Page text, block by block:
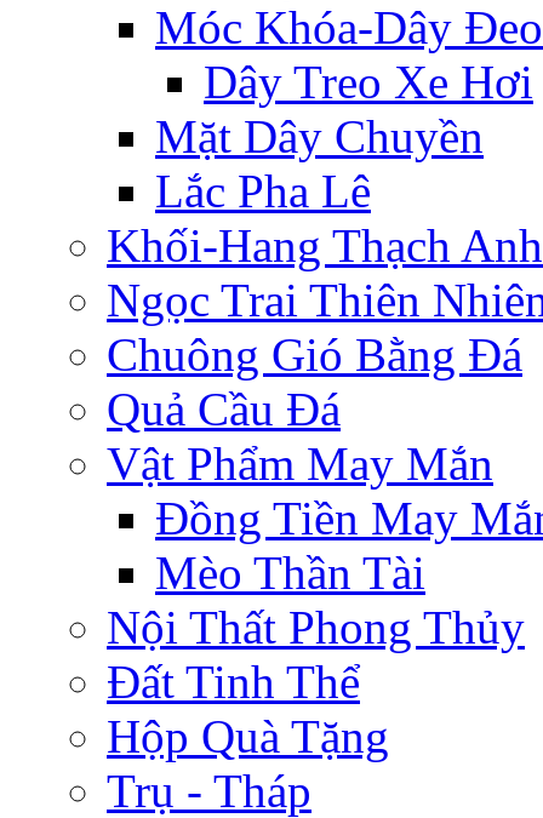
Móc Khóa-Dây Đeo
Dây Treo Xe Hơi
Mặt Dây Chuyền
Lắc Pha Lê
Khối-Hang Thạch Anh
Ngọc Trai Thiên
Chuông Gió Bằng Đá
Quả Cầu Đá
Vật Phẩm May Mắn
Đồng Tiền May
Mèo Thần Tài
Nội Thất Phong Thủy
Đất Tinh Thể
Hộp Quà Tặng
Trụ - Tháp